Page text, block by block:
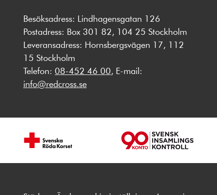
Besöksadress: Lindhagensgatan 126
Postadress: Box 301 82, 104 25 Stockholm
Leveransadress: Hornsbergsvägen 17, 112
15 Stockholm
Telefon: 08-452 46 00, E-mail:
info@redcross.se